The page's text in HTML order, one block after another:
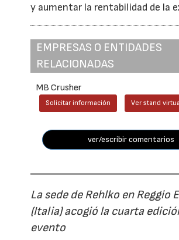
y aumentar la rentabilidad de la
EMPRESAS O ENTIDADES
RELACIONADAS
MB Crusher
Solicitar información Ver stand
ver/escribir comentarios
La sede de Rehlko en Reggio
(Italia) acogió la cuarta
evento